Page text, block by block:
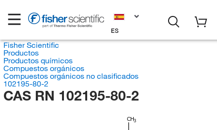
ES
Fisher Scientific
Productos
Productos químicos
Compuestos orgánicos
Compuestos orgánicos no clasificados
102195-80-2
CAS RN 102195-80-2
CH3